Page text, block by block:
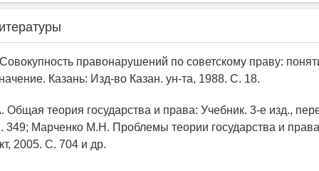
правонарушений по советскому праву:
Казань: Изд-во Казан. ун-та, 1988. С. 18.
теория государства и права: Учебник. 3-е изд.,
349; Марченко М.Н. Проблемы теории государства и
2005. С. 704 и др.